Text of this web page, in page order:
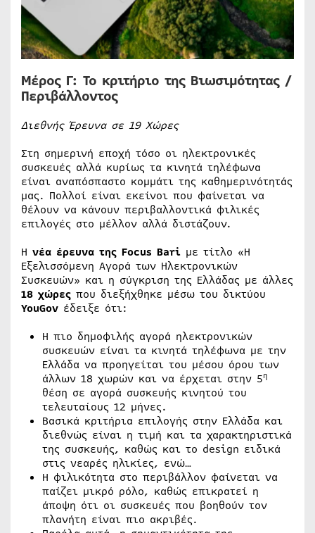
Μέρος Γ: Το κριτήριο της Βιωσιμότητας /
Περιβάλλοντος
Διεθνής Έρευνα σε 19 Χώρες
Στη σημερινή εποχή τόσο οι ηλεκτρονικές
συσκευές αλλά κυρίως τα κινητά τηλέφωνα
είναι αναπόσπαστο κομμάτι της καθημερινότητάς
μας. Πολλοί είναι εκείνοι που φαίνεται να
θέλουν να κάνουν περιβαλλοντικά φιλικές
επιλογές στο μέλλον αλλά διστάζουν.
Η νέα έρευνα της Focus Bari με τίτλο «Η
Εξελισσόμενη Αγορά των Ηλεκτρονικών
Συσκευών» και η σύγκριση της Ελλάδας με άλλες
18 χώρες που διεξήχθηκε μέσω του δικτύου
YouGov έδειξε ότι:
Η πιο δημοφιλής αγορά ηλεκτρονικών
συσκευών είναι τα κινητά τηλέφωνα με την
Ελλάδα να προηγείται του μέσου όρου των
άλλων 18 χωρών και να έρχεται στην 5η
θέση σε αγορά συσκευής κινητού του
τελευταίους 12 μήνες.
Βασικά κριτήρια επιλογής στην Ελλάδα και
διεθνώς είναι η τιμή και τα χαρακτηριστικά
της συσκευής, καθώς και το design ειδικά
στις νεαρές ηλικίες, ενώ…
Η φιλικότητα στο περιβάλλον φαίνεται να
παίζει μικρό ρόλο, καθώς επικρατεί η
άποψη ότι οι συσκευές που βοηθούν τον
πλανήτη είναι πιο ακριβές.